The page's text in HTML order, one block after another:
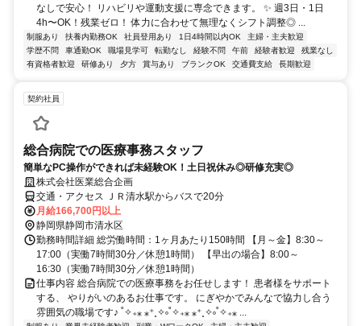
なしで安心！ リハビリや運動支援に専念できます。 ✨ 週3日・1日
4h〜OK！残業ゼロ！ 体力に合わせて無理なくシフト調整◎ ...
制服あり 扶養内勤務OK 社員登用あり 1日4時間以内OK
主婦・主夫歓迎
学歴不問
車通勤OK 職場見学可 転勤なし 経験不問 午前 経験者歓迎
残業なし
有資格者歓迎
研修あり 夕方 賞与あり ブランクOK 交通費支給 長期歓迎
契約社員
総合病院での医療事務スタッフ
簡単なPC操作ができれば未経験OK！土日祝休み◎研修充実◎
株式会社医業総合企画
交通・アクセス ＪＲ清水駅からバスで20分
月給166,700円以上
静岡県静岡市清水区
勤務時間詳細 総労働時間：1ヶ月あたり150時間 【月～金】8:30～
17:00（実働7時間30分／休憩1時間） 【早出の場合】8:00～
16:30（実働7時間30分／休憩1時間）
仕事内容 総合病院での医療事務をお任せします！ 患者様をサポート
する、 やりがいのあるお仕事です。 にぎやかでみんなで協力し合う
雰囲気の職場です♪ ˚✧₊⁎ ⁎⁺˳✧༚˚✧₊⁎ ⁎⁺˳✧༚˚✧₊⁎ ...